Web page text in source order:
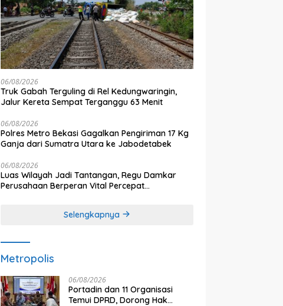
06/08/2026
Truk Gabah Terguling di Rel Kedungwaringin,
Jalur Kereta Sempat Terganggu 63 Menit
06/08/2026
Polres Metro Bekasi Gagalkan Pengiriman 17 Kg
Ganja dari Sumatra Utara ke Jabodetabek
06/08/2026
Luas Wilayah Jadi Tantangan, Regu Damkar
Perusahaan Berperan Vital Percepat
Selengkapnya
Metropolis
06/08/2026
Portadin dan 11 Organisasi
Temui DPRD, Dorong Hak